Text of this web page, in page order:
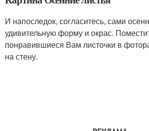
И напоследок, согласитесь, сами
удивительную форму и окрас.
понравившиеся Вам листочки в
на стену.